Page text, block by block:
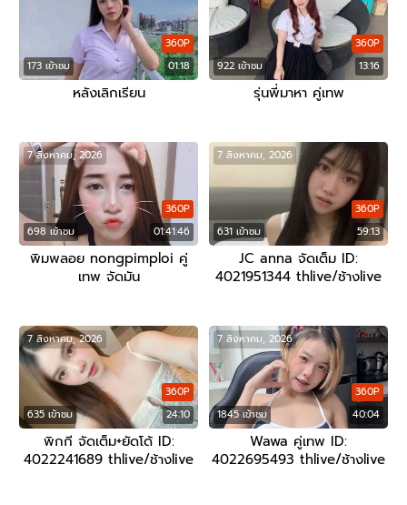
173 เข้าชม 01:18
360P
หลังเลิกเรียน
922 เข้าชม 13:16
360P
รุ่นพี่มาหา คู่เทพ
698 เข้าชม 01:41:46
360P
7 สิงหาคม, 2026
พิมพลอย nongpimploi คู่
เทพ จัดมัน
631 เข้าชม 59:13
360P
7 สิงหาคม, 2026
JC anna จัดเต็ม ID:
4021951344 thlive/ช้างlive
635 เข้าชม 24:10
360P
7 สิงหาคม, 2026
พิกกี จัดเต็ม+ยัดโด้ ID:
4022241689 thlive/ช้างlive
1845 เข้าชม 40:04
360P
7 สิงหาคม, 2026
Wawa คู่เทพ ID:
4022695493 thlive/ช้างlive